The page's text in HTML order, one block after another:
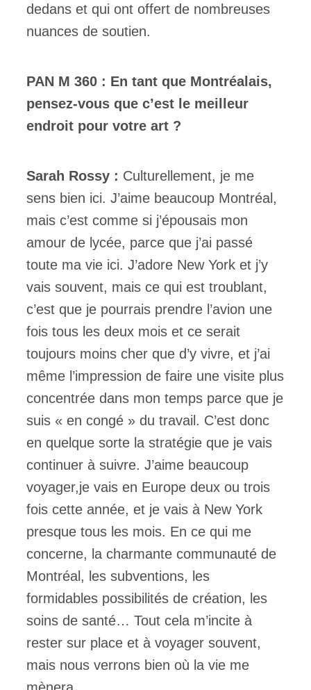
dedans et qui ont offert de nombreuses
nuances de soutien.
PAN M 360 : En tant que Montréalais,
pensez-vous que c’est le meilleur
endroit pour votre art ?
Sarah Rossy : Culturellement, je me
sens bien ici. J’aime beaucoup Montréal,
mais c’est comme si j’épousais mon
amour de lycée, parce que j’ai passé
toute ma vie ici. J’adore New York et j’y
vais souvent, mais ce qui est troublant,
c’est que je pourrais prendre l’avion une
fois tous les deux mois et ce serait
toujours moins cher que d’y vivre, et j’ai
même l’impression de faire une visite plus
concentrée dans mon temps parce que je
suis « en congé » du travail. C’est donc
en quelque sorte la stratégie que je vais
continuer à suivre. J’aime beaucoup
voyager,je vais en Europe deux ou trois
fois cette année, et je vais à New York
presque tous les mois. En ce qui me
concerne, la charmante communauté de
Montréal, les subventions, les
formidables possibilités de création, les
soins de santé… Tout cela m’incite à
rester sur place et à voyager souvent,
mais nous verrons bien où la vie me